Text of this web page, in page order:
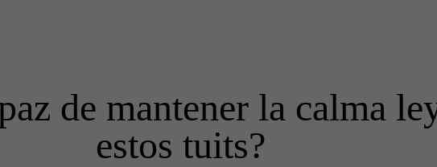
de mantener la calma
estos tuits?